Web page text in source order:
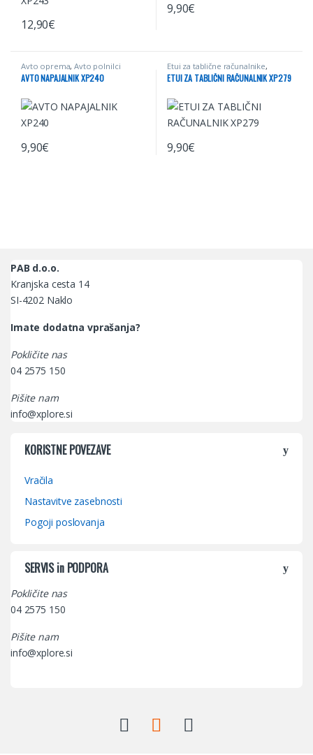
12,90€
9,90€
Avto oprema,Avto polnilci
12/24v,Elektro dodatki
telefonija,Napajalniki/Polnilci
AVTO NAPAJALNIK XP240
9,90€
Etui za tablične računalnike,
Mobilna telefonija,Računalništvo
ETUI ZA TABLIČNI RAČUNALNIK XP279
9,90€
Ta izdelek ima več različic.
PAB d.o.o.
Kranjska cesta 14
SI-4202 Naklo
Imate dodatna vprašanja?
Pokličite nas
04 2575 150
Pišite nam
info@xplore.si
KORISTNE POVEZAVE
Vračila
Nastavitve zasebnosti
Pogoji poslovanja
SERVIS in PODPORA
Pokličite nas
04 2575 150
Pišite nam
info@xplore.si